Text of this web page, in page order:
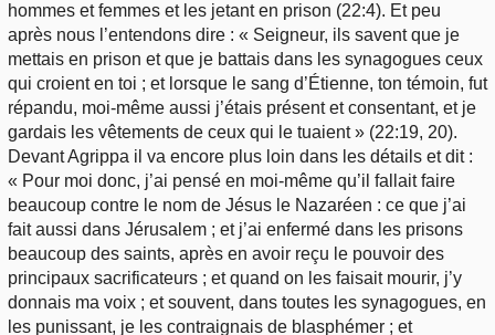
hommes et femmes et les jetant en prison (22:4). Et peu
après nous l’entendons dire : « Seigneur, ils savent que je
mettais en prison et que je battais dans les synagogues ceux
qui croient en toi ; et lorsque le sang d’Étienne, ton témoin, fut
répandu, moi-même aussi j’étais présent et consentant, et je
gardais les vêtements de ceux qui le tuaient » (22:19, 20).
Devant Agrippa il va encore plus loin dans les détails et dit :
« Pour moi donc, j’ai pensé en moi-même qu’il fallait faire
beaucoup contre le nom de Jésus le Nazaréen : ce que j’ai
fait aussi dans Jérusalem ; et j’ai enfermé dans les prisons
beaucoup des saints, après en avoir reçu le pouvoir des
principaux sacrificateurs ; et quand on les faisait mourir, j’y
donnais ma voix ; et souvent, dans toutes les synagogues, en
les punissant, je les contraignais de blasphémer ; et